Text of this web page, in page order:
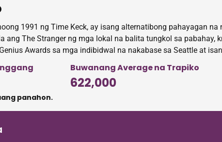
1991 ng Time Keck, ay isang alternatibong pahayagan
ang The Stranger ng mga lokal na balita tungkol sa pabahay,
Awards sa mga indibidwal na nakabase sa Seattle at
panahon.
Buwanang Average na Trapiko
622,000